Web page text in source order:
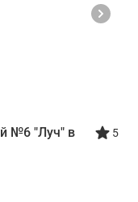
№6 "Луч" в
5